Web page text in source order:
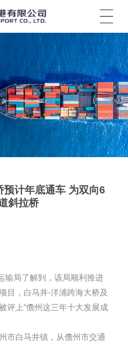
菜单
预计年底通车 为双向6
斜拉桥
局了解到，该局顺利推进
目，白马井-洋浦跨海大桥及
评上“儋州这三年十大发展成
白马井镇，从儋州市交通